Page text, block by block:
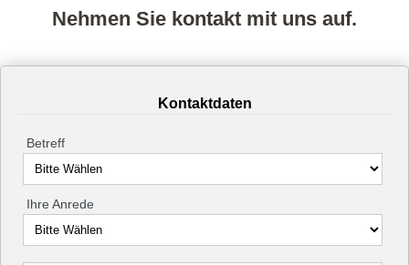
Nehmen Sie kontakt mit uns auf.
Kontaktdaten
Betreff
Ihre Anrede